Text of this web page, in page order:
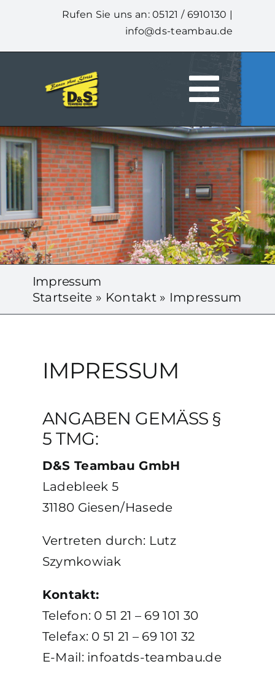
springen
Rufen Sie uns an: 05121 / 6910130 |
info@ds-teambau.de
HOME
ÜBER UNS
LEISTUNGEN
UNSERE HÄUSER
PERSÖNLICHE NOTE
Impressum
Startseite » Kontakt» Impressum
IMPRESSUM
ANGABEN GEMÄSS §
5 TMG:
D&S Teambau GmbH
Ladebleek 5
31180 Giesen/Hasede
Vertreten durch: Lutz
Szymkowiak
Kontakt:
Telefon: 0 51 21 – 69 101 30
Telefax: 0 51 21 – 69 101 32
E-Mail: infoatds-teambau.de